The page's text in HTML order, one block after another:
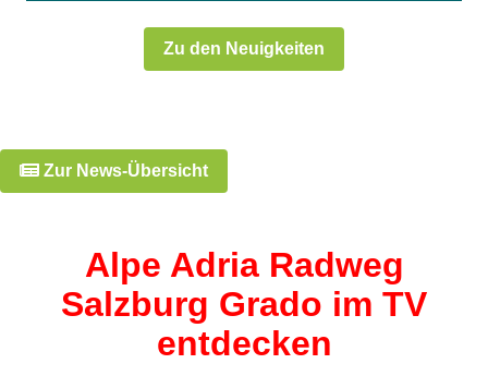
Zu den Neuigkeiten
Zur News-Übersicht
Alpe Adria Radweg
Salzburg Grado im TV
entdecken